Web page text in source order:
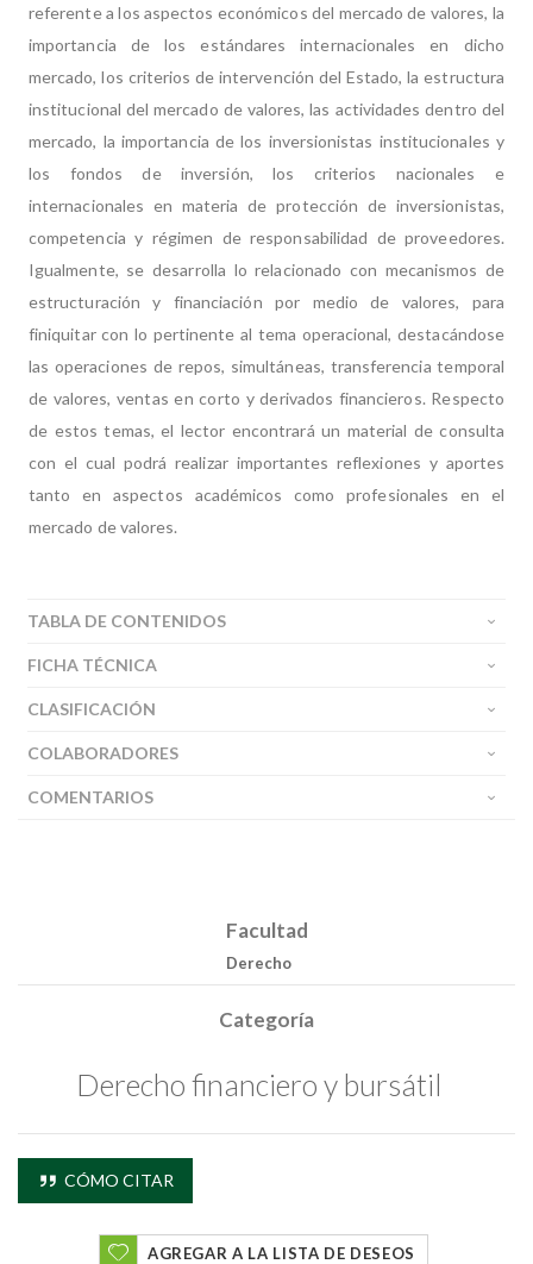
Buscar
referente a los aspectos económicos del mercado de valores, la
importancia de los estándares internacionales en dicho
mercado, los criterios de intervención del Estado, la estructura
institucional del mercado de valores, las actividades dentro del
mercado, la importancia de los inversionistas institucionales y
los fondos de inversión, los criterios nacionales e
internacionales en materia de protección de inversionistas,
competencia y régimen de responsabilidad de proveedores.
Igualmente, se desarrolla lo relacionado con mecanismos de
estructuración y financiación por medio de valores, para
finiquitar con lo pertinente al tema operacional, destacándose
las operaciones de repos, simultáneas, transferencia temporal
de valores, ventas en corto y derivados financieros. Respecto
de estos temas, el lector encontrará un material de consulta
con el cual podrá realizar importantes reflexiones y aportes
tanto en aspectos académicos como profesionales en el
mercado de valores.
TABLA DE CONTENIDOS
FICHA TÉCNICA
CLASIFICACIÓN
COLABORADORES
COMENTARIOS
Facultad
Derecho
Categoría
Derecho financiero y bursátil
CÓMO CITAR
AGREGAR A LA LISTA DE DESEOS